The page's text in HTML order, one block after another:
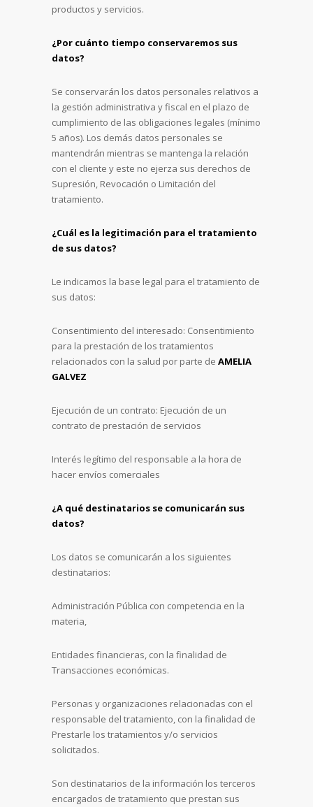
productos y servicios.
¿Por cuánto tiempo conservaremos sus
datos?
Se conservarán los datos personales relativos a
la gestión administrativa y fiscal en el plazo de
cumplimiento de las obligaciones legales (mínimo
5 años). Los demás datos personales se
mantendrán mientras se mantenga la relación
con el cliente y este no ejerza sus derechos de
Supresión, Revocación o Limitación del
tratamiento.
¿Cuál es la legitimación para el tratamiento
de sus datos?
Le indicamos la base legal para el tratamiento de
sus datos:
Consentimiento del interesado: Consentimiento
para la prestación de los tratamientos
relacionados con la salud por parte de AMELIA
GALVEZ
Ejecución de un contrato: Ejecución de un
contrato de prestación de servicios
Interés legítimo del responsable a la hora de
hacer envíos comerciales
¿A qué destinatarios se comunicarán sus
datos?
Los datos se comunicarán a los siguientes
destinatarios:
Administración Pública con competencia en la
materia,
Entidades financieras, con la finalidad de
Transacciones económicas.
Personas y organizaciones relacionadas con el
responsable del tratamiento, con la finalidad de
Prestarle los tratamientos y/o servicios
solicitados.
Son destinatarios de la información los terceros
encargados de tratamiento que prestan sus